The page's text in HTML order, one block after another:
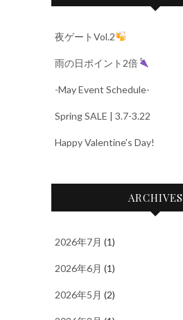
夜ゲートVol.2
雨の日ポイント2倍
-May Event Schedule-
Spring SALE | 3.7-3.22
Happy Valentine’s Day!
ARCHIVES
2026年7月 (1)
2026年6月 (1)
2026年5月 (2)